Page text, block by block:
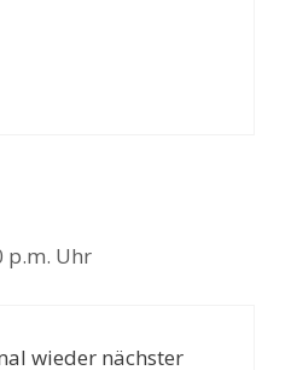
p.m. Uhr
wieder nächster